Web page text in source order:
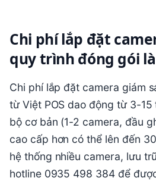
Chi phí lắp đặt
quy trình đóng gói
Chi phí lắp đặt camera giám
từ Việt POS dao động từ 3-
bộ cơ bản (1-2 camera, đầu
cao cấp hơn có thể lên đến
hệ thống nhiều camera, lưu
hotline 0935 498 384 để